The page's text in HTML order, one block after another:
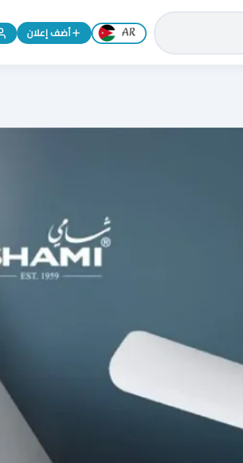
تغيير اللغة إلى الإنجليزية
أضف إعلان